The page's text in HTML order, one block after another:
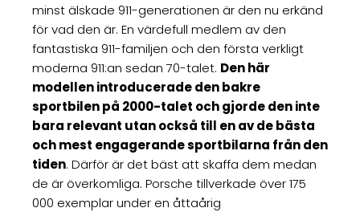
minst älskade 911-generationen är den nu erkänd
för vad den är. En värdefull medlem av den
fantastiska 911-familjen och den första verkligt
moderna 911:an sedan 70-talet. Den här
modellen introducerade den bakre
sportbilen på 2000-talet och gjorde den inte
bara relevant utan också till en av de bästa
och mest engagerande sportbilarna från den
tiden. Därför är det bäst att skaffa dem medan
de är överkomliga. Porsche tillverkade över 175
000 exemplar under en åttaårig